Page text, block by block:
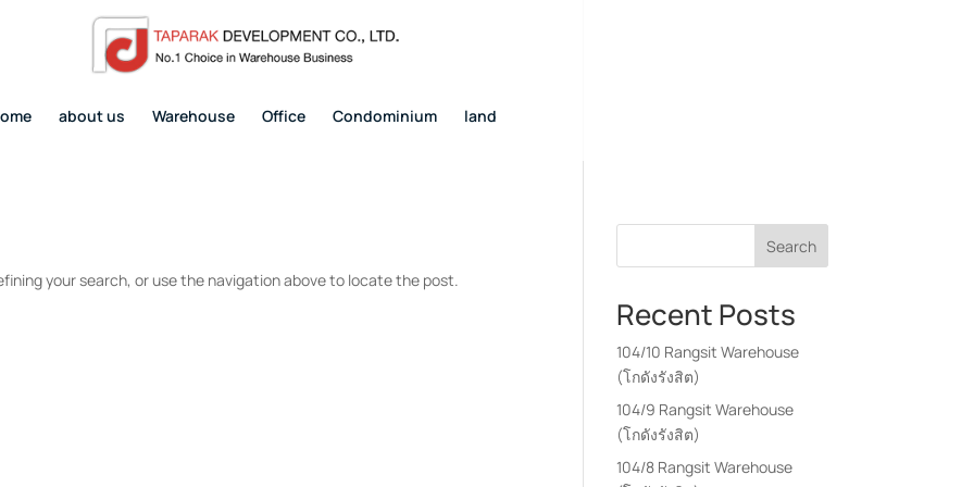
about us Warehouse Office Condominium land
your search, or use the navigation above to locate the post.
Search
Recent Posts
104/10 Rangsit Warehouse
(โกดังรังสิต)
104/9 Rangsit Warehouse
(โกดังรังสิต)
104/8 Rangsit Warehouse